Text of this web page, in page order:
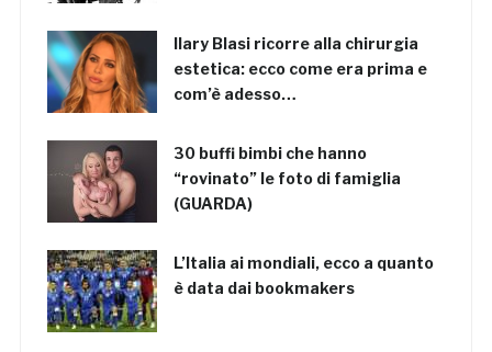
Ilary Blasi ricorre alla chirurgia
estetica: ecco come era prima e
com’è adesso…
30 buffi bimbi che hanno
“rovinato” le foto di famiglia
(GUARDA)
L’Italia ai mondiali, ecco a quanto
è data dai bookmakers